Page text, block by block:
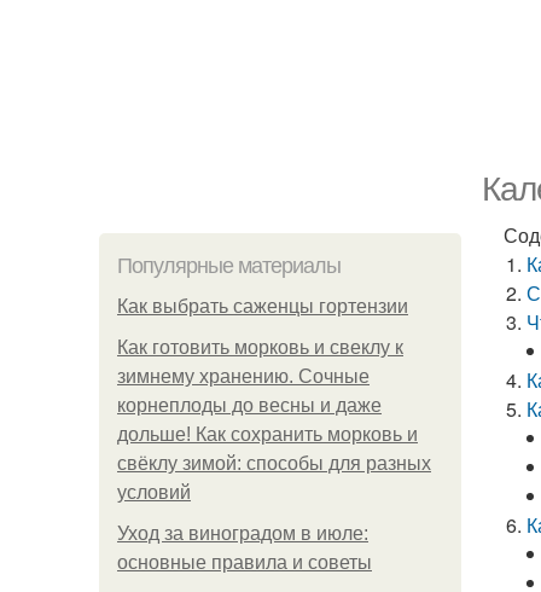
Популярные материалы
Как выбрать саженцы гортензии
Как готовить морковь и свеклу к
зимнему хранению. Сочные
корнеплоды до весны и даже
дольше! Как сохранить морковь и
свёклу зимой: способы для разных
условий
Уход за виноградом в июле:
основные правила и советы